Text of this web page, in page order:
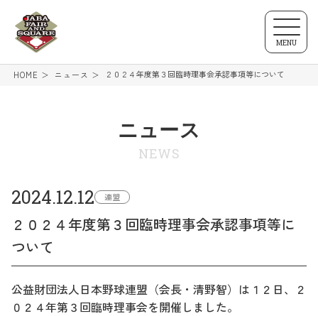
MENU
HOME ニュース ２０２４年度第３回臨時理事会承認事項等について
ニュース
NEWS
2024.12.12 連盟
２０２４年度第３回臨時理事会承認事項等に
ついて
公益財団法人日本野球連盟（会長・清野智）は１２日、２
０２４年第３回臨時理事会を開催しました。